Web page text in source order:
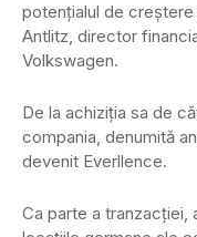
potențialul de creștere
Antlitz, director
Volkswagen.
De la achiziția sa de
compania, denumită
devenit Everllence.
Ca parte a tranzacției,